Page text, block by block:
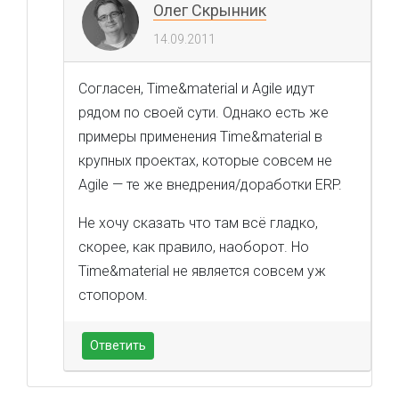
Олег Скрынник
14.09.2011
Согласен, Time&material и Agile идут
рядом по своей сути. Однако есть же
примеры применения Time&material в
крупных проектах, которые совсем не
Agile — те же внедрения/доработки ERP.
Не хочу сказать что там всё гладко,
скорее, как правило, наоборот. Но
Time&material не является совсем уж
стопором.
Ответить